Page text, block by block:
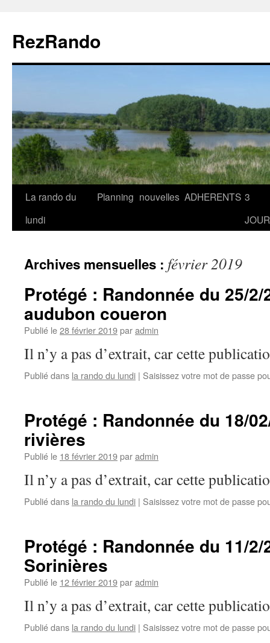
contenu
RezRando
La rando du
lundi
Planning nouvelles ADHERENTS 3
Archives mensuelles : février 2019
Protégé : Randonnée du 25/
audubon coueron
Publié le28 février 2019paradmin
Il n’y a pas d’extrait, car cette
Publié dans la rando du lundi | Saisissez votre mot de passe
Protégé : Randonnée du 18/
rivières
Publié le 18 février 2019paradmin
Il n’y a pas d’extrait, car cette
Publié dans la rando du lundi | Saisissez votre mot de passe
Protégé : Randonnée du 11/2/
Sorinières
Publié le 12 février 2019paradmin
Il n’y a pas d’extrait, car cette
Publié dans la rando du lundi | Saisissez votre mot de passe